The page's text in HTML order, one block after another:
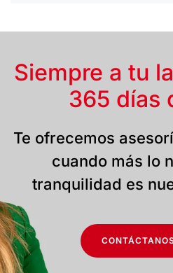
Siempre a tu
365 días
Te ofrecemos
cuando más lo
tranquilidad es